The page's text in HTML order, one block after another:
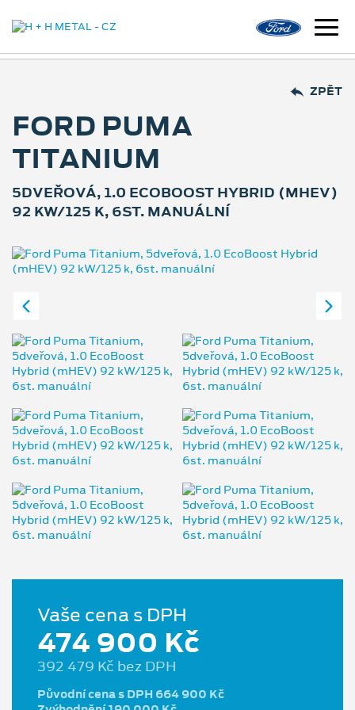
ZPĚT
FORD PUMA
TITANIUM
5DVEŘOVÁ, 1.0 ECOBOOST HYBRID (MHEV)
92 KW/125 K, 6ST. MANUÁLNÍ
Vaše cena s DPH
474 900 Kč
392 479 Kč bez DPH
Původní cena s DPH 664 900 Kč